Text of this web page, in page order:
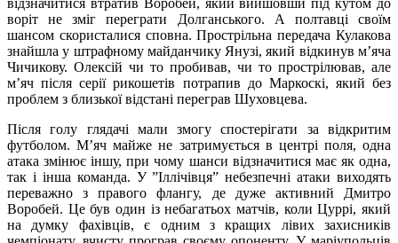
воріт не зміг переграти Долганського. А полтавці своїм
шансом скористалися сповна. Прострільна передача Кулакова
знайшла у штрафному майданчику Янузі, який відкинув м’яча
Чичикову. Олексій чи то пробивав, чи то прострілював, але
м’яч після серії рикошетів потрапив до Маркоскі, який без
проблем з близької відстані переграв Шуховцева.
Після голу глядачі мали змогу спостерігати за відкритим
футболом. М’яч майже не затримується в центрі поля, одна
атака змінює іншу, при чому шанси відзначитися має як одна,
так і інша команда. У ”Іллічівця” небезпечні атаки виходять
переважно з правого флангу, де дуже активний Дмитро
Воробей. Це був один із небагатьох матчів, коли Цуррі, який
на думку фахівців, є одним з кращих лівих захисників